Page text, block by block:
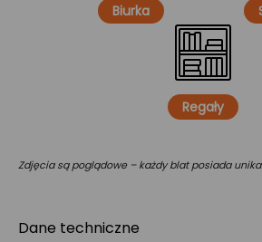
Biurka
Regały
Zdjęcia są poglądowe – każdy blat posiada
Dane techniczne